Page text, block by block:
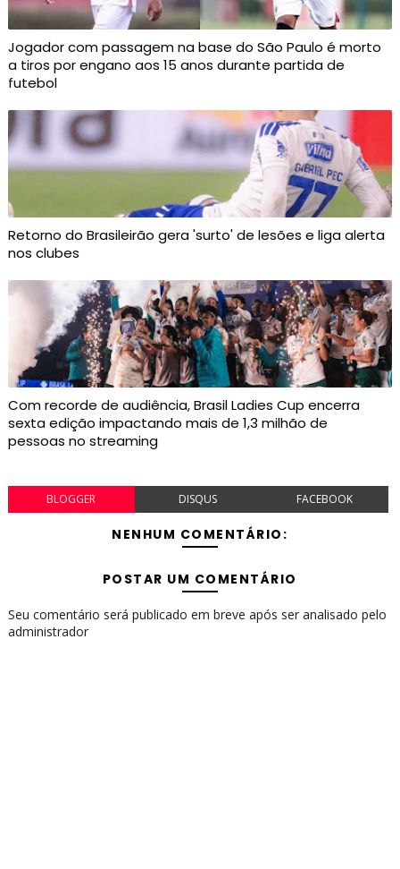
Jogador com passagem na base do São Paulo é morto
a tiros por engano aos 15 anos durante partida de
futebol
Retorno do Brasileirão gera 'surto' de lesões e liga alerta
nos clubes
Com recorde de audiência, Brasil Ladies Cup encerra
sexta edição impactando mais de 1,3 milhão de
pessoas no streaming
BLOGGER DISQUS FACEBOOK
NENHUM COMENTÁRIO:
POSTAR UM COMENTÁRIO
Seu comentário será publicado em breve após ser analisado pelo
administrador